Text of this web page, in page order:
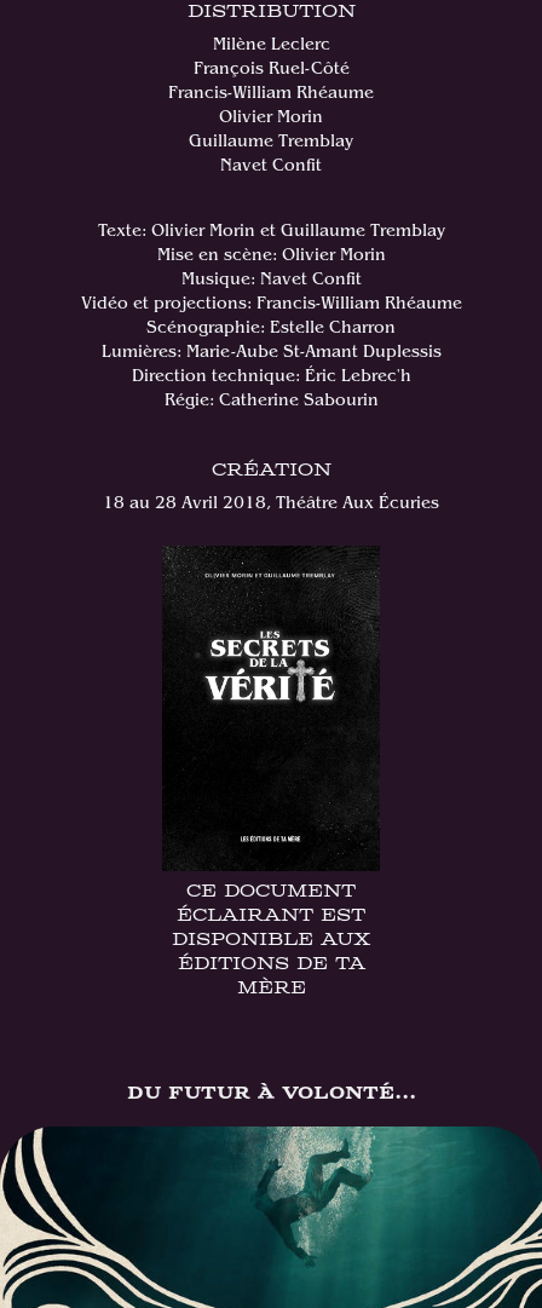
Distribution
Milène Leclerc
François Ruel-Côté
Francis-William Rhéaume
Olivier Morin
Guillaume Tremblay
Navet Confit
Texte: Olivier Morin et Guillaume Tremblay
Mise en scène: Olivier Morin
Musique: Navet Confit
Vidéo et projections: Francis-William Rhéaume
Scénographie: Estelle Charron
Lumières: Marie-Aube St-Amant Duplessis
Direction technique: Éric Lebrec'h
Régie: Catherine Sabourin
CRÉATION
18 au 28 Avril 2018, Théâtre Aux Écuries
Ce DOCUMENT
ÉCLAIRANT est
disponible Aux
Éditions de Ta
Mère
Du Futur à volonté...